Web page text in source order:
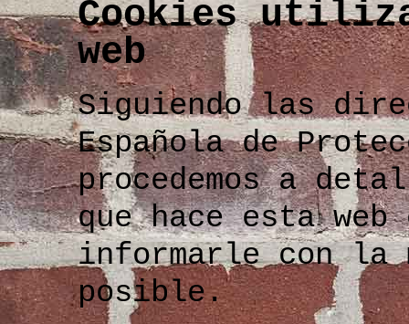
Cookies
web
Siguiendo las
Española de
procedemos a
que hace esta
informarle con la
posible.